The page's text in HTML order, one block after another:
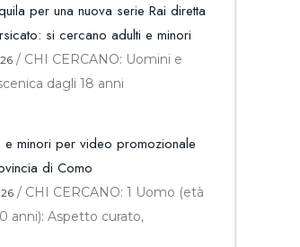
per una nuova serie Rai diretta
si cercano adulti e minori
/ CHI CERCANO: Uomini e
dagli 18 anni
e minori per video promozionale
di Como
/ CHI CERCANO: 1 Uomo (età
anni): Aspetto curato,